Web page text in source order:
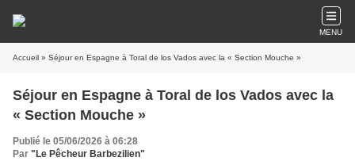
MENU
Accueil » Séjour en Espagne à Toral de los Vados avec la « Section Mouche »
Séjour en Espagne à Toral de los Vados avec la
« Section Mouche »
Publié le 05/06/2026 à 06:28
Par "Le Pêcheur Barbezilien"